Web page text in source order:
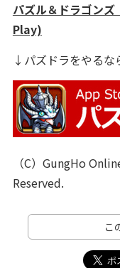
パズル＆ドラゴン
Play)
↓パズドラをやるな
（C）GungHo
Reserved.
こ